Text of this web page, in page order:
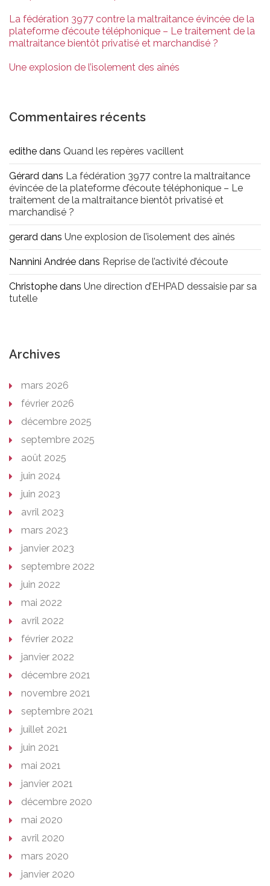
La fédération 3977 contre la maltraitance évincée de la
plateforme d’écoute téléphonique – Le traitement de la
maltraitance bientôt privatisé et marchandisé ?
Une explosion de l’isolement des aînés
Commentaires récents
edithe dans Quand les repères vacillent
Gérard dans La fédération 3977 contre la maltraitance
évincée de la plateforme d’écoute téléphonique – Le
traitement de la maltraitance bientôt privatisé et
marchandisé ?
gerard dans Une explosion de l’isolement des aînés
Nannini Andrée dans Reprise de l’activité d’écoute
Christophe dans Une direction d’EHPAD dessaisie par sa
tutelle
Archives
mars 2026
février 2026
décembre 2025
septembre 2025
août 2025
juin 2024
juin 2023
avril 2023
mars 2023
janvier 2023
septembre 2022
juin 2022
mai 2022
avril 2022
février 2022
janvier 2022
décembre 2021
novembre 2021
septembre 2021
juillet 2021
juin 2021
mai 2021
janvier 2021
décembre 2020
mai 2020
avril 2020
mars 2020
janvier 2020